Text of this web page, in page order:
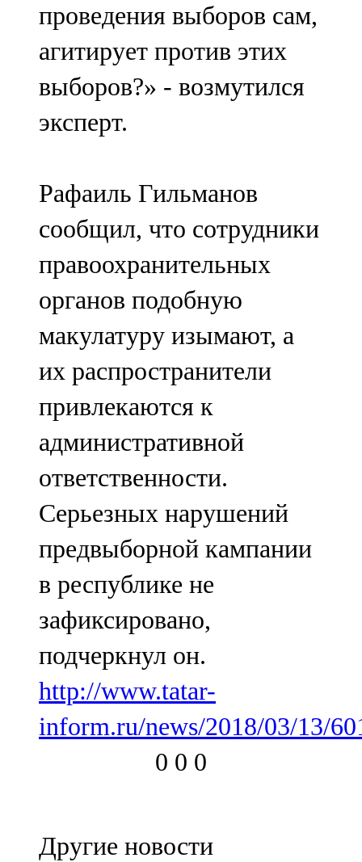
проведения выборов сам,
агитирует против этих
выборов?» - возмутился
эксперт.
Рафаиль Гильманов
сообщил, что сотрудники
правоохранительных
органов подобную
макулатуру изымают, а
их распространители
привлекаются к
административной
ответственности.
Серьезных нарушений
предвыборной кампании
в республике не
зафиксировано,
подчеркнул он.
http://www.tatar-
inform.ru/news/2018/03/13/
0 0 0
Другие новости